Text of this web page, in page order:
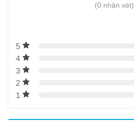
(0 nhận xét)
5
4
3
2
1